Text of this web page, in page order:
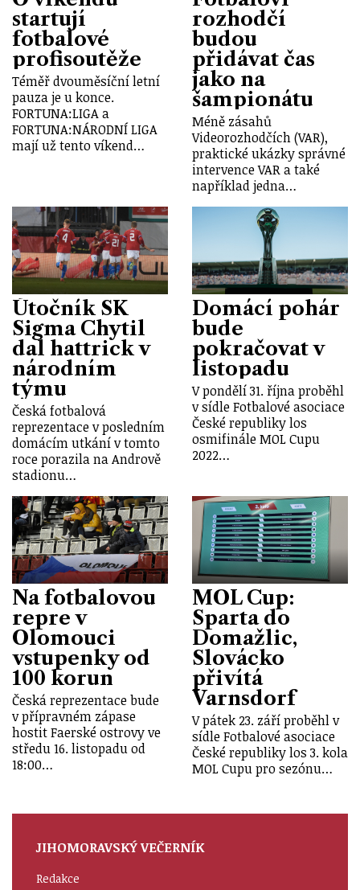
startují
fotbalové
profisoutěže
Téměř dvouměsíční letní
pauza je u konce.
FORTUNA:LIGA a
FORTUNA:NÁRODNÍ LIGA
mají už tento víkend…
rozhodčí
budou
přidávat čas
jako na
šampionátu
Méně zásahů
Videorozhodčích (VAR),
praktické ukázky správné
intervence VAR a také
například jedna…
Útočník SK
Sigma Chytil
dal hattrick v
národním
týmu
Česká fotbalová
reprezentace v posledním
domácím utkání v tomto
roce porazila na Andrově
stadionu…
Domácí pohár
bude
pokračovat v
listopadu
V pondělí 31. října proběhl
v sídle Fotbalové asociace
České republiky los
osmifinále MOL Cupu
2022…
Na fotbalovou
repre v
Olomouci
vstupenky od
100 korun
Česká reprezentace bude
v přípravném zápase
hostit Faerské ostrovy ve
středu 16. listopadu od
18:00…
MOL Cup:
Sparta do
Domažlic,
Slovácko
přivítá
Varnsdorf
V pátek 23. září proběhl v
sídle Fotbalové asociace
České republiky los 3. kola
MOL Cupu pro sezónu…
JIHOMORAVSKÝ VEČERNÍK
Redakce